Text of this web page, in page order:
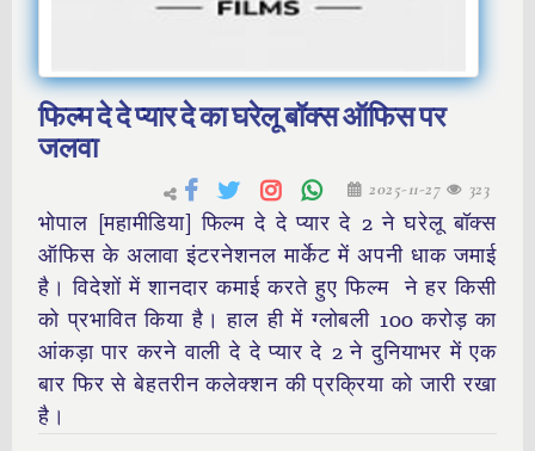
फिल्म दे दे प्यार दे का घरेलू बॉक्स ऑफिस पर
जलवा
2025-11-27 323
भोपाल [महामीडिया] फिल्म दे दे प्यार दे 2 ने घरेलू बॉक्स
ऑफिस के अलावा इंटरनेशनल मार्केट में अपनी धाक जमाई
है। विदेशों में शानदार कमाई करते हुए फिल्म ने हर किसी
को प्रभावित किया है। हाल ही में ग्लोबली 100 करोड़ का
आंकड़ा पार करने वाली दे दे प्यार दे 2 ने दुनियाभर में एक
बार फिर से बेहतरीन कलेक्शन की प्रक्रिया को जारी रखा
है।